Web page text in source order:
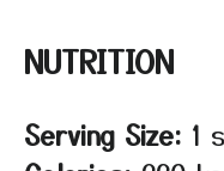
NUTRITION
Serving Size: 1